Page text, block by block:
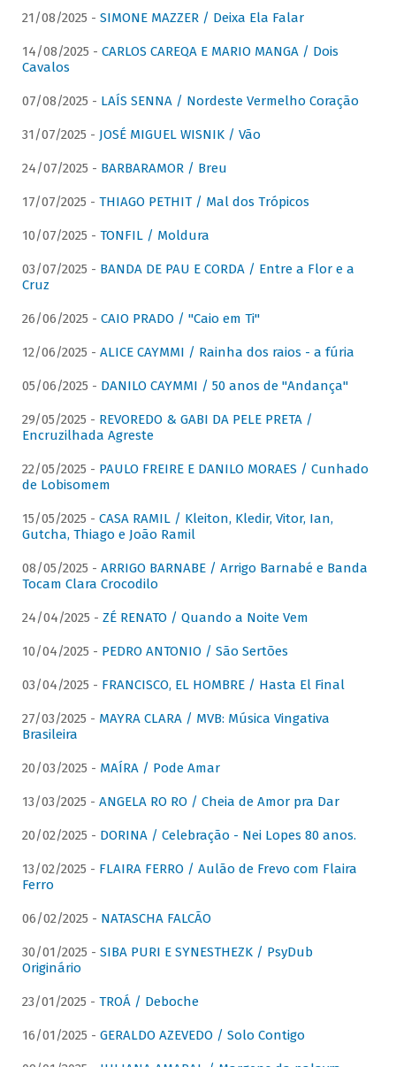
21/08/2025 - SIMONE MAZZER / Deixa Ela Falar
14/08/2025 - CARLOS CAREQA E MARIO MANGA / Dois
Cavalos
07/08/2025 - LAÍS SENNA / Nordeste Vermelho Coração
31/07/2025 - JOSÉ MIGUEL WISNIK / Vão
24/07/2025 - BARBARAMOR / Breu
17/07/2025 - THIAGO PETHIT / Mal dos Trópicos
10/07/2025 - TONFIL / Moldura
03/07/2025 - BANDA DE PAU E CORDA / Entre a Flor e a
Cruz
26/06/2025 - CAIO PRADO / "Caio em Ti"
12/06/2025 - ALICE CAYMMI / Rainha dos raios - a fúria
05/06/2025 - DANILO CAYMMI / 50 anos de "Andança"
29/05/2025 - REVOREDO & GABI DA PELE PRETA /
Encruzilhada Agreste
22/05/2025 - PAULO FREIRE E DANILO MORAES / Cunhado
de Lobisomem
15/05/2025 - CASA RAMIL / Kleiton, Kledir, Vitor, Ian,
Gutcha, Thiago e João Ramil
08/05/2025 - ARRIGO BARNABE / Arrigo Barnabé e Banda
Tocam Clara Crocodilo
24/04/2025 - ZÉ RENATO / Quando a Noite Vem
10/04/2025 - PEDRO ANTONIO / São Sertões
03/04/2025 - FRANCISCO, EL HOMBRE / Hasta El Final
27/03/2025 - MAYRA CLARA / MVB: Música Vingativa
Brasileira
20/03/2025 - MAÍRA / Pode Amar
13/03/2025 - ANGELA RO RO / Cheia de Amor pra Dar
20/02/2025 - DORINA / Celebração - Nei Lopes 80 anos.
13/02/2025 - FLAIRA FERRO / Aulão de Frevo com Flaira
Ferro
06/02/2025 - NATASCHA FALCÃO
30/01/2025 - SIBA PURI E SYNESTHEZK / PsyDub
Originário
23/01/2025 - TROÁ / Deboche
16/01/2025 - GERALDO AZEVEDO / Solo Contigo